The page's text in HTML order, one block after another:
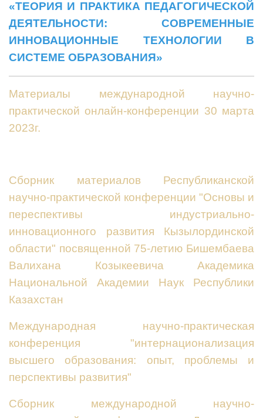
«ТЕОРИЯ И ПРАКТИКА ПЕДАГОГИЧЕСКОЙ
ДЕЯТЕЛЬНОСТИ: СОВРЕМЕННЫЕ
ИННОВАЦИОННЫЕ ТЕХНОЛОГИИ В
СИСТЕМЕ ОБРАЗОВАНИЯ»
Материалы международной научно-
практической онлайн-конференции 30 марта
2023г.
Cборник материалов Республиканской
научно-практической конференции "Основы и
переспективы индустриально-
инновационного развития Кызылординской
области" посвященной 75-летию Бишембаева
Валихана Козыкеевича Академика
Национальной Академии Наук Республики
Казахстан
Международная научно-практическая
конференция "интернационализация
высшего образования: опыт, проблемы и
перспективы развития"
Сборник международной научно-